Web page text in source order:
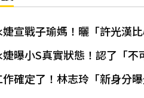
婕宣戰子瑜媽！曬「許光漢
婕曝小S真實狀態！認了「
確定了！林志玲「新身分